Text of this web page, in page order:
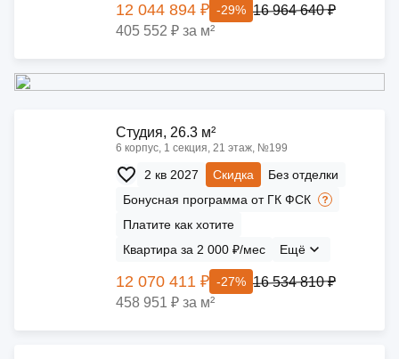
12 044 894 ₽ -29% 16 964 640 ₽
405 552 ₽ за м²
Cтудия, 26.3 м²
6 корпус, 1 секция, 21 этаж, №199
2 кв 2027 Скидка
Без отделки
Бонусная программа от ГК ФСК
Платите как хотите
Квартира за 2 000 ₽/мес
Ещё
12 070 411 ₽ -27% 16 534 810 ₽
458 951 ₽ за м²